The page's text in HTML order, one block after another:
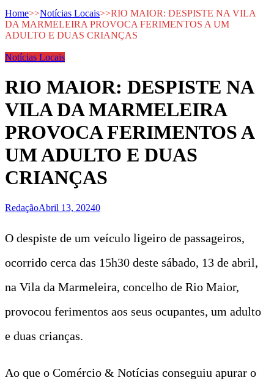
Home>>Notícias Locais>>RIO MAIOR: DESPISTE NA VILA
DA MARMELEIRA PROVOCA FERIMENTOS A UM
ADULTO E DUAS CRIANÇAS
Notícias Locais
RIO MAIOR: DESPISTE NA
VILA DA MARMELEIRA
PROVOCA FERIMENTOS A
UM ADULTO E DUAS
CRIANÇAS
RedaçãoAbril 13, 20240
O despiste de um veículo ligeiro de passageiros,
ocorrido cerca das 15h30 deste sábado, 13 de abril,
na Vila da Marmeleira, concelho de Rio Maior,
provocou ferimentos aos seus ocupantes, um adulto
e duas crianças.
Ao que o Comércio & Notícias conseguiu apurar o